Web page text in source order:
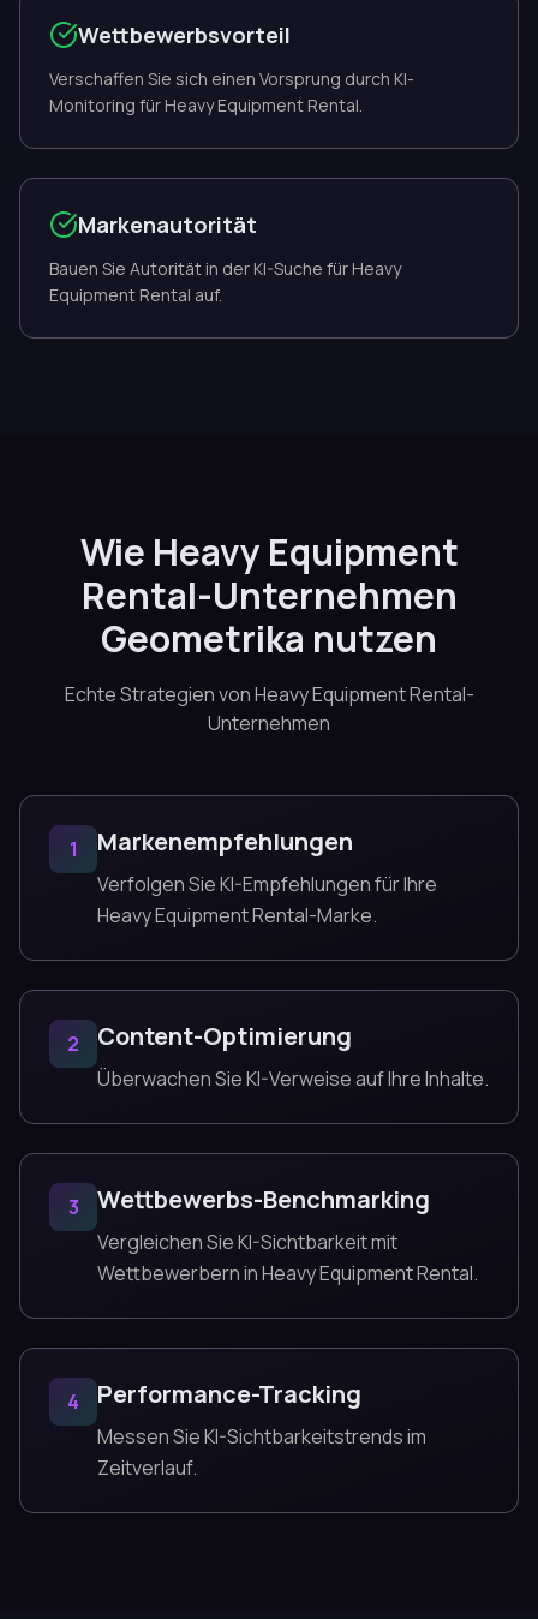
Wettbewerbsvorteil
Verschaffen Sie sich einen Vorsprung durch KI-
Monitoring für Heavy Equipment Rental.
Markenautorität
Bauen Sie Autorität in der KI-Suche für Heavy
Equipment Rental auf.
Wie Heavy Equipment
Rental-Unternehmen
Geometrika nutzen
Echte Strategien von Heavy Equipment Rental-
Unternehmen
1 Markenempfehlungen
Verfolgen Sie KI-Empfehlungen für Ihre
Heavy Equipment Rental-Marke.
2 Content-Optimierung
Überwachen Sie KI-Verweise auf Ihre Inhalte.
3 Wettbewerbs-Benchmarking
Vergleichen Sie KI-Sichtbarkeit mit
Wettbewerbern in Heavy Equipment Rental.
4 Performance-Tracking
Messen Sie KI-Sichtbarkeitstrends im
Zeitverlauf.